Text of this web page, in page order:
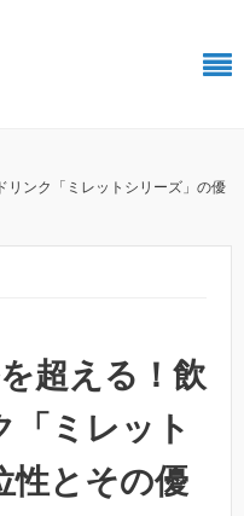
ンク「ミレットシリーズ」の優
超える！飲
「ミレット
性とその優